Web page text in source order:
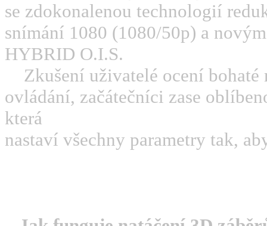
se zdokonalenou technologií
snímání 1080 (1080/50p) a
HYBRID O.I.S.
Zkušení uživatelé ocení
ovládání, začátečníci zase
která
nastaví všechny parametry tak,